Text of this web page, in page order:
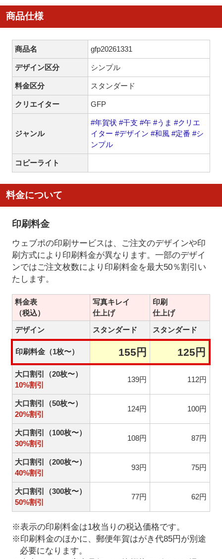
商品仕様
商品名 gfp20261331
デザイン区分 シンプル
料金区分 スタンダード
クリエイター GFP
ジャンル
#年賀状 #干支 #午 #うま #クリエ
イター #デザイン #和風 #定番 #シ
ンプル
コピーライト
料金について
印刷料金
ウェブポの印刷サービスは、ご注文のデザインや印
刷方式により印刷料金が異なります。一部のデザイ
ンではご注文枚数により印刷料金を最大50％割引い
たします。
料金表
（税込）
写真キレイ
仕上げ
印刷
仕上げ
デザイン
スタンダード スタンダード
印刷料金（1枚〜） 155円 125円
大口割引（20枚〜）
10%割引
139円 112円
大口割引（50枚〜）
20%割引
124円 100円
大口割引（100枚〜）
30%割引
108円 87円
大口割引（200枚〜）
40%割引
93円 75円
大口割引（300枚〜）
50%割引
77円 62円
※表示の印刷料金は1枚当りの税込価格です。
※印刷料金のほかに、郵便年賀はがき代85円が別途
必要になります。